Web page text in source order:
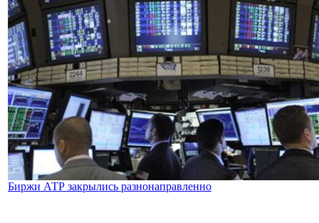
Биржи АТР закрылись разнонаправленно